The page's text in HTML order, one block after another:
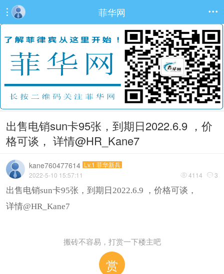
 菲华网 
出售电销sun卡95张，到期日2022.6.9 ，价
格可谈， 详情@HR_Kane7
kane760477614 Lv.1 菲华新兵
 4114  3
2022-5-10 15:57:11
出售电销sun卡95张，到期日2022.6.9 ，价格可谈，
详情@HR_Kane7
搬砖不容易，打赏一下楼主吧
赏